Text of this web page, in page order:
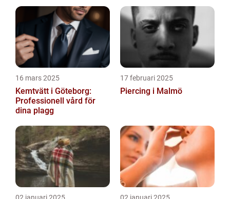
16 mars 2025
Kemtvätt i Göteborg:
Professionell vård för
dina plagg
17 februari 2025
Piercing i Malmö